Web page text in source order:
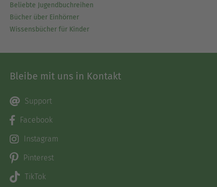
Beliebte Jugendbuchreihen
Bücher über Einhörner
Wissensbücher für Kinder
Bleibe mit uns in Kontakt
Support
Facebook
Instagram
Pinterest
TikTok